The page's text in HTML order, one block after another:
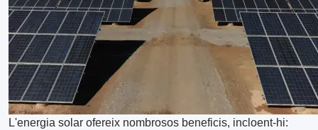
L'energia solar ofereix nombrosos beneficis, incloent-hi: